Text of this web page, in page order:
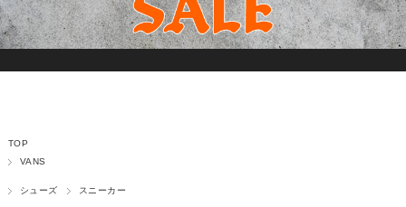
TOP
VANS
シューズ スニーカー